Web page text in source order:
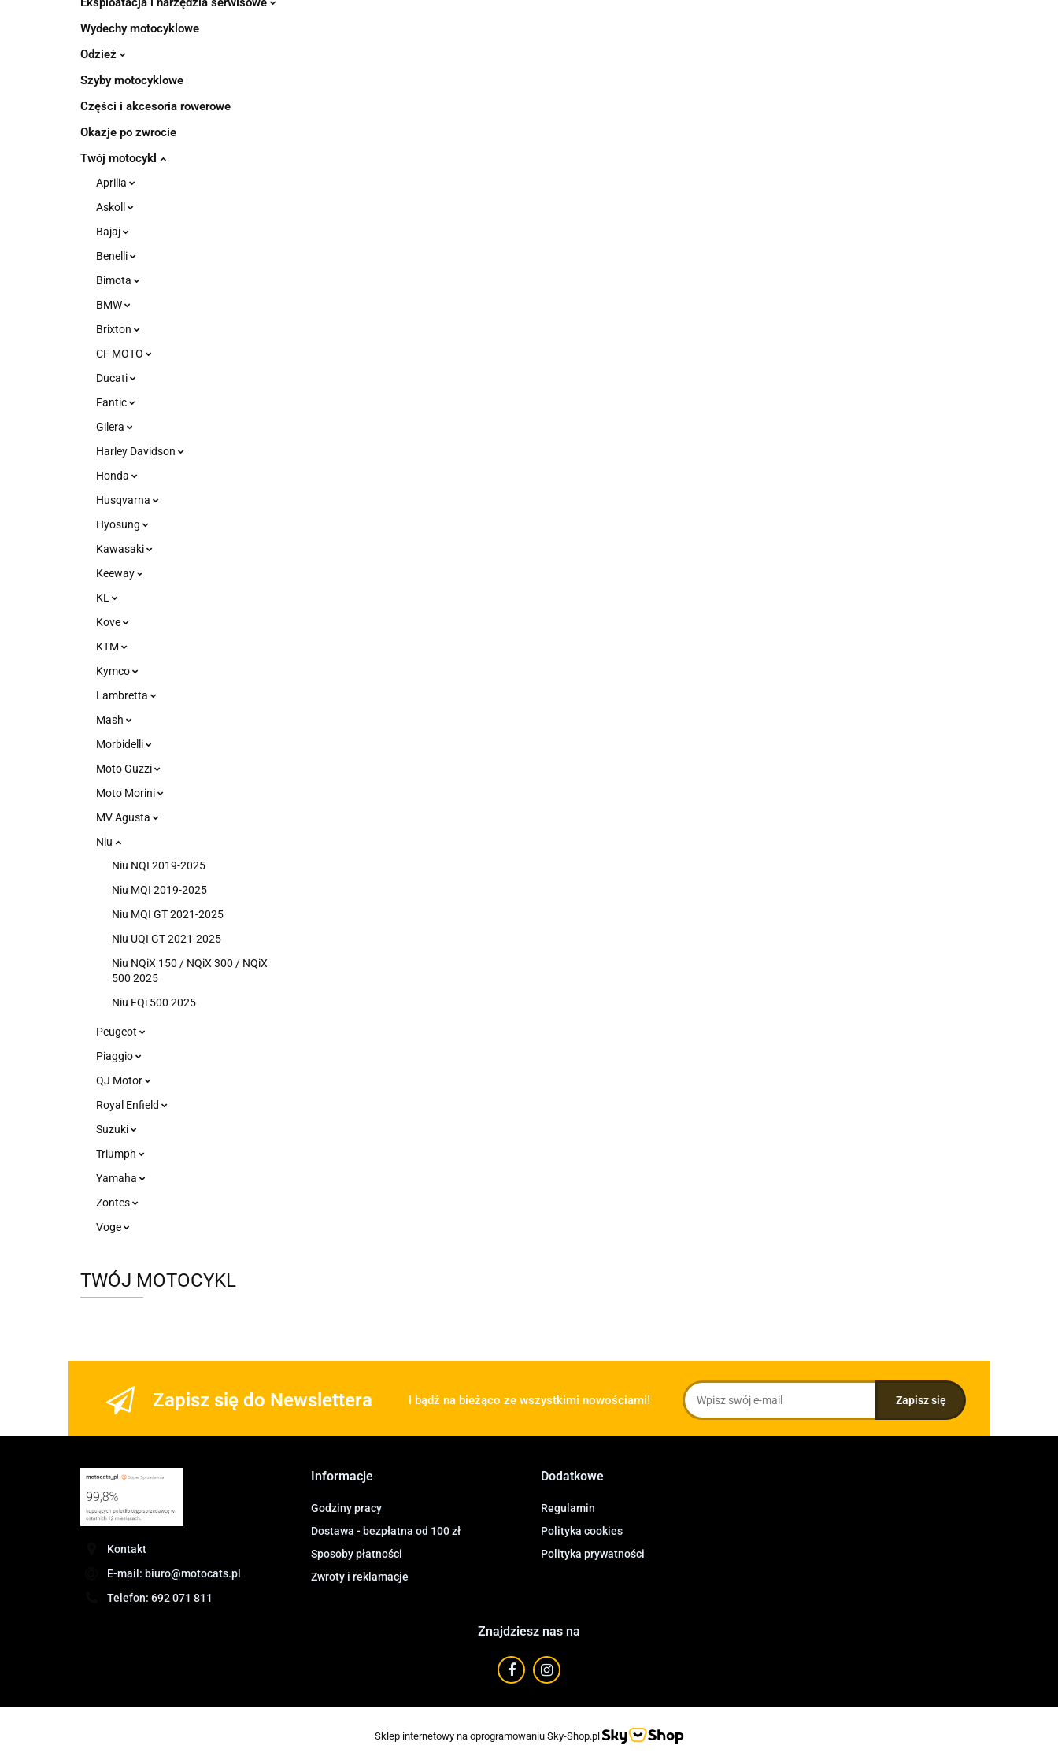
Wydechy motocyklowe
Odzież
Szyby motocyklowe
Części i akcesoria rowerowe
Okazje po zwrocie
Twój motocykl
Aprilia
Askoll
Bajaj
Benelli
Bimota
BMW
Brixton
CF MOTO
Ducati
Fantic
Gilera
Harley Davidson
Honda
Husqvarna
Hyosung
Kawasaki
Keeway
KL
Kove
KTM
Kymco
Lambretta
Mash
Morbidelli
Moto Guzzi
Moto Morini
MV Agusta
Niu
Niu NQI 2019-2025
Niu MQI 2019-2025
Niu MQI GT 2021-2025
Niu UQI GT 2021-2025
Niu NQiX 150 / NQiX 300 / NQiX
500 2025
Niu FQi 500 2025
Peugeot
Piaggio
QJ Motor
Royal Enfield
Suzuki
Triumph
Yamaha
Zontes
Voge
TWÓJ MOTOCYKL
Zapisz się do Newslettera I bądź na bieżąco ze wszystkimi nowościami!
Kontakt
E-mail: biuro@motocats.pl
Telefon: 692 071 811
Informacje
Godziny pracy
Dostawa - bezpłatna od 100 zł
Sposoby płatności
Zwroty i reklamacje
Dodatkowe
Regulamin
Polityka cookies
Polityka prywatności
Znajdziesz nas na
Sklep internetowy na oprogramowaniu Sky-Shop.pl